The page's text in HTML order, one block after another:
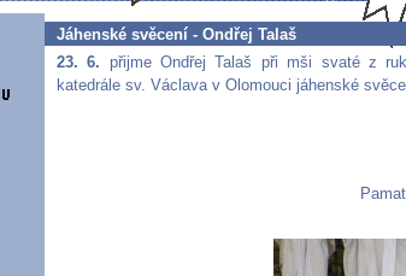
Jáhenské svěcení - Ondřej Talaš
23. 6. přijme Ondřej Talaš při mši svaté z
katedrále sv. Václava v Olomouci jáhenské